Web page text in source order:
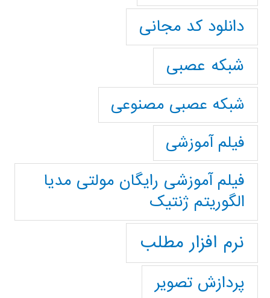
دانلود کد مجانی
شبکه عصبی
شبکه عصبی مصنوعی
فیلم آموزشی
فیلم آموزشی رایگان مولتی مدیا
الگوریتم ژنتیک
نرم افزار مطلب
پردازش تصویر